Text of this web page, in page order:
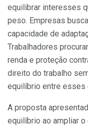
equilibrar interesses
peso. Empresas
capacidade de
Trabalhadores
renda e proteção
direito do trabalho
equilíbrio entre esses
A proposta
equilíbrio ao ampliar